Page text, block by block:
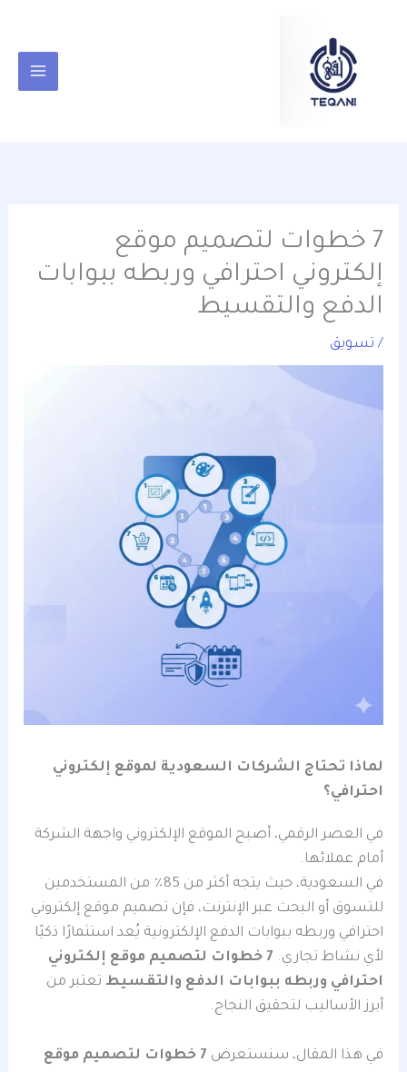
المحتوى
7 خطوات لتصميم موقع
إلكتروني احترافي وربطه ببوابات
الدفع والتقسيط
/ تسويق
لماذا تحتاج الشركات السعودية لموقع إلكتروني
احترافي؟
في العصر الرقمي، أصبح الموقع الإلكتروني واجهة الشركة
أمام عملائها.
في السعودية، حيث يتجه أكثر من 85٪ من المستخدمين
للتسوق أو البحث عبر الإنترنت، فإن تصميم موقع إلكتروني
احترافي وربطه ببوابات الدفع الإلكترونية يُعد استثمارًا ذكيًا
لأي نشاط تجاري.
7 خطوات لتصميم موقع إلكتروني
احترافي وربطه ببوابات الدفع والتقسيط تعتبر من
أبرز الأساليب لتحقيق النجاح.
في هذا المقال، سنستعرض
7 خطوات لتصميم موقع